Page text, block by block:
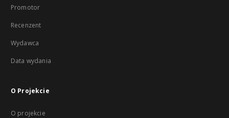
Promotor
Recenzent
Wydawca
Data wydania
O Projekcie
O projekcie